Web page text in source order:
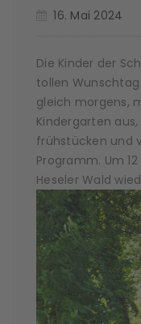
16. Mai 2024
Die Kinder der
tollen
gleich morgens,
Kindergarten
frühstücken und
Programm. Um
Heseler Wald